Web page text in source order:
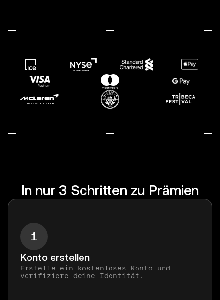
In nur 3 Schritten zu Prämien
1
Konto erstellen
Erstelle ein kostenloses Konto und
verifiziere deine Identität.